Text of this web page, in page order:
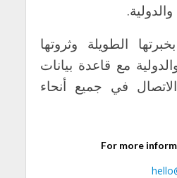
الطويلة وثروتها
مع قاعدة بيانات
في جميع أنحاء
For more